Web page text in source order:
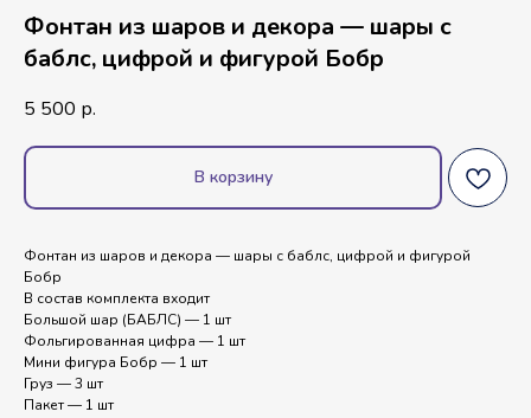
Фонтан из шаров и декора — шары с
баблс, цифрой и фигурой Бобр
5 500 р.
В корзину
Фонтан из шаров и декора — шары с баблс, цифрой и фигурой
Бобр
В состав комплекта входит
Большой шар (БАБЛС) — 1 шт
Фольгированная цифра — 1 шт
Мини фигура Бобр — 1 шт
Груз — 3 шт
Пакет — 1 шт